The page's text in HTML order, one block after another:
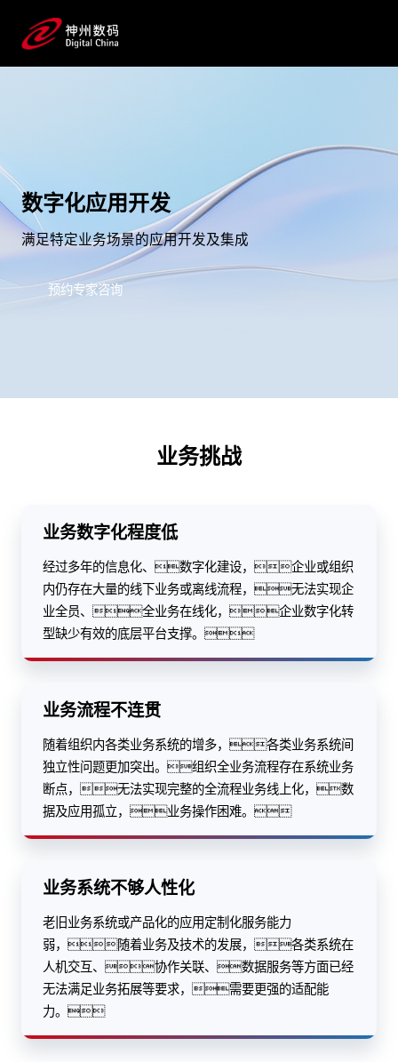
数字化应用开发
满足特定业务场景的应用开发及集成
预约专家咨询
业务挑战
业务数字化程度低
经过多年的信息化、数字化建设，企业或组织
内仍存在大量的线下业务或离线流程，无法实现企
业全员、全业务在线化，企业数字化转
型缺少有效的底层平台支撑。
业务流程不连贯
随着组织内各类业务系统的增多，各类业务系统间
独立性问题更加突出。组织全业务流程存在系统业务
断点，无法实现完整的全流程业务线上化，数
据及应用孤立，业务操作困难。
业务系统不够人性化
老旧业务系统或产品化的应用定制化服务能力
弱，随着业务及技术的发展，各类系统在
人机交互、协作关联、数据服务等方面已经
无法满足业务拓展等要求，需要更强的适配能
力。